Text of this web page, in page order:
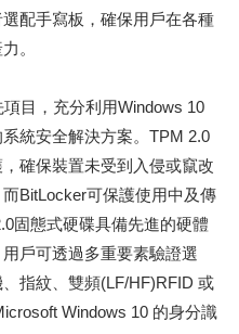
配手寫板，確保用戶在各種
。
目，充分利用Windows 10
統安全解決方案。TPM 2.0
確保裝置未受到入侵或竄改
BitLocker可保護使用中及傳
固態式硬碟具備先進的硬體
戶可透過多重要素驗證選
指紋、雙頻(LF/HF)RFID 或
Windows 10 的身分識